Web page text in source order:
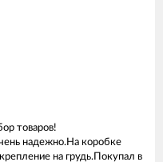
товаров!
надежно.На коробке
на грудь.Покупал в